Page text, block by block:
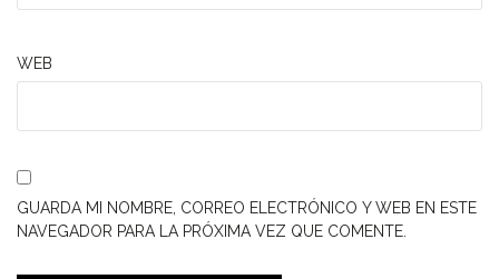
WEB
GUARDA MI NOMBRE, CORREO ELECTRÓNICO Y WEB EN ESTE
NAVEGADOR PARA LA PRÓXIMA VEZ QUE COMENTE.